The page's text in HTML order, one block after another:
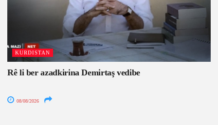
KURDISTAN
Rê li ber azadkirina Demirtaş vedibe
08/08/2026